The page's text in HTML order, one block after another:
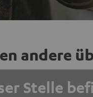
andere
Stelle